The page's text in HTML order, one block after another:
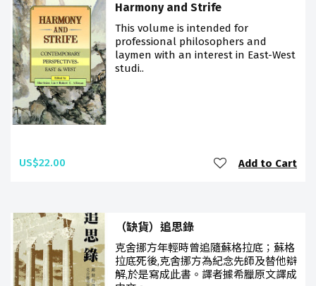
Harmony and Strife
This volume is intended for
professional philosophers and
laymen with an interest in East-West
studi..
US$22.00 Add to Cart
（缺貨）追思錄
克舍挪方年輕時曾追隨蘇格拉底；蘇格
拉底死後,克舍挪方為紀念先師及替他辯
解,於是寫成此書。譯者據希臘原文譯成